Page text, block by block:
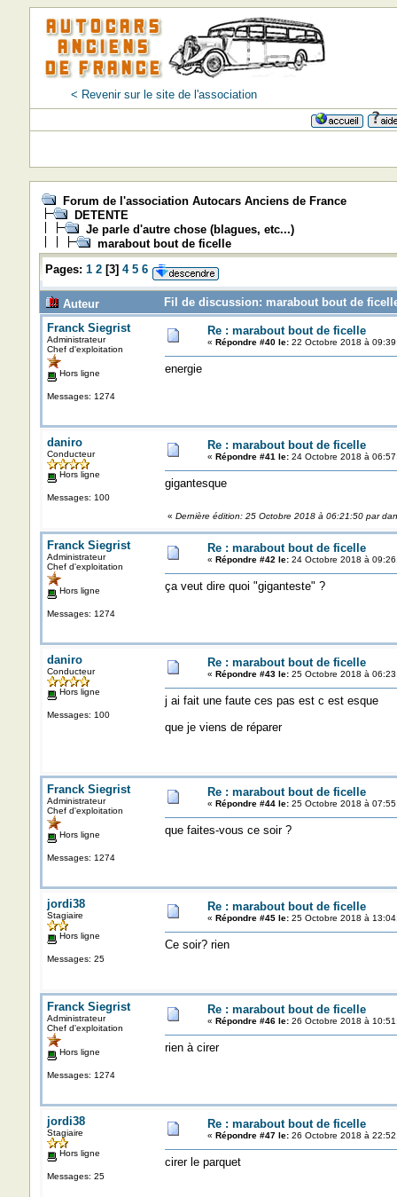
< Revenir sur le site de l'association
Forum de l'association Autocars Anciens de France
DETENTE
Je parle d'autre chose (blagues, etc...)
marabout bout de ficelle
Pages: 1 2[3] 4 5 6
Auteur
Fil de discussion: marabout bout de
Franck Siegrist
Administrateur
Chef d'exploitation
Hors ligne
Messages: 1274
Re : marabout bout de ficelle
« Répondre #40 le:22 Octobre 2018 à
energie
daniro
Conducteur
Hors ligne
Messages: 100
Re : marabout bout de ficelle
« Répondre #41 le:24 Octobre 2018 à
gigantesque
« Dernière édition: 25 Octobre 2018 à 06:21:50 par
Franck Siegrist
Administrateur
Chef d'exploitation
Hors ligne
Messages: 1274
Re : marabout bout de ficelle
« Répondre #42 le:24 Octobre 2018 à
ça veut dire quoi "giganteste" ?
daniro
Conducteur
Hors ligne
Messages: 100
Re : marabout bout de ficelle
« Répondre #43 le:25 Octobre 2018 à
j ai fait une faute ces pas est c est esque
que je viens de réparer
Franck Siegrist
Administrateur
Chef d'exploitation
Hors ligne
Messages: 1274
Re : marabout bout de ficelle
« Répondre #44 le:25 Octobre 2018 à
que faites-vous ce soir ?
jordi38
Stagiaire
Hors ligne
Messages: 25
Re : marabout bout de ficelle
« Répondre #45 le:25 Octobre 2018 à
Ce soir? rien
Franck Siegrist
Administrateur
Chef d'exploitation
Hors ligne
Messages: 1274
Re : marabout bout de ficelle
« Répondre #46 le:26 Octobre 2018 à
rien à cirer
jordi38
Stagiaire
Hors ligne
Messages: 25
Re : marabout bout de ficelle
« Répondre #47 le:26 Octobre 2018 à
cirer le parquet